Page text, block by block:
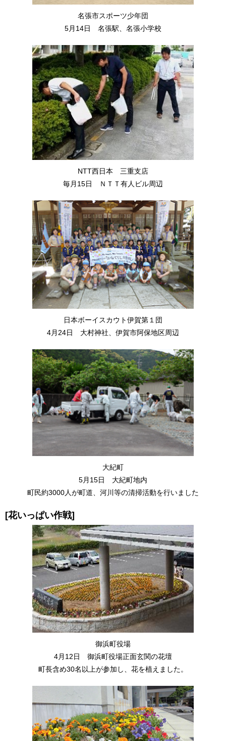
名張市スポーツ少年団
5月14日 名張駅、名張小学校
NTT西日本 三重支店
毎月15日 ＮＴＴ有人ビル周辺
日本ボーイスカウト伊賀第１団
4月24日 大村神社、伊賀市阿保地区周辺
大紀町
5月15日 大紀町地内
町民約3000人が町道、河川等の清掃活動を行いました
[花いっぱい作戦]
御浜町役場
4月12日 御浜町役場正面玄関の花壇
町長含め30名以上が参加し、花を植えました。